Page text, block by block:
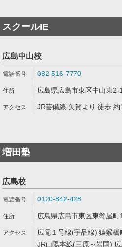
スクールIE
広島中山校
082-516-7770
広島県広島市東区中山東
JR芸備線 矢賀より 徒歩 約
増田塾
広島校
0120-842-428
広島県広島市東区東蟹屋
広電１号線(宇品線) 猿猴
JR山陽本線(三原～岩国)